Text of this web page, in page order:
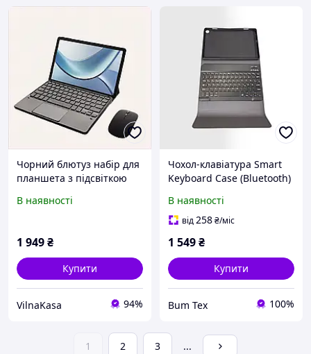
Чорний блютуз набір для
планшета з підсвіткою
В наявності
1 949₴
Купити
VilnaKasa 94%
Чохол-клавіатура Smart
Keyboard Case (Bluetooth)
В наявності
від258₴/міс
1 549₴
Купити
Bum Tex 100%
1 2 3 ...